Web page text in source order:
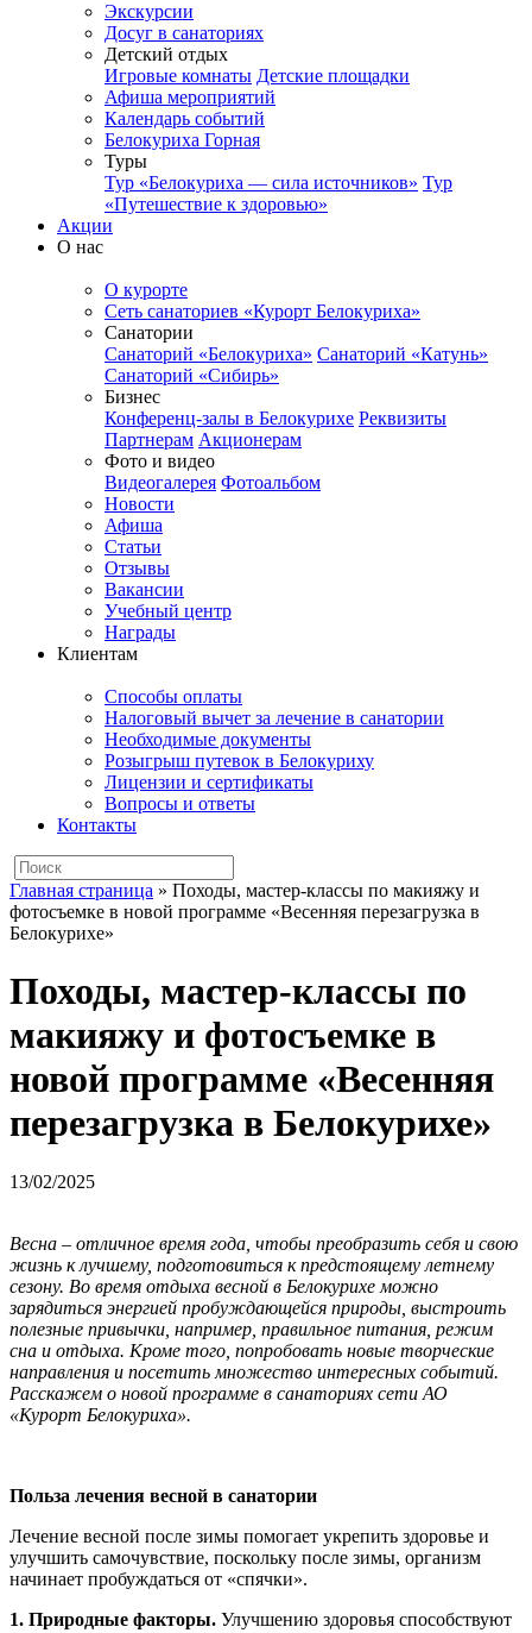
Экскурсии
Досуг в санаториях
Детский отдых
Игровые комнаты Детские площадки
Афиша мероприятий
Календарь событий
Белокуриха Горная
Туры
Тур «Белокуриха — сила источников» Тур
«Путешествие к здоровью»
Акции
О нас
О курорте
Сеть санаториев «Курорт Белокуриха»
Санатории
Санаторий «Белокуриха» Санаторий «Катунь»
Санаторий «Сибирь»
Бизнес
Конференц-залы в Белокурихе Реквизиты
Партнерам Акционерам
Фото и видео
Видеогалерея Фотоальбом
Новости
Афиша
Статьи
Отзывы
Вакансии
Учебный центр
Награды
Клиентам
Способы оплаты
Налоговый вычет за лечение в санатории
Необходимые документы
Розыгрыш путевок в Белокуриху
Лицензии и сертификаты
Вопросы и ответы
Контакты
Главная страница » Походы, мастер-классы по макияжу и
фотосъемке в новой программе «Весенняя перезагрузка в
Белокурихе»
Походы, мастер-классы по
макияжу и фотосъемке в
новой программе «Весенняя
перезагрузка в Белокурихе»
13/02/2025
Весна – отличное время года, чтобы преобразить себя и свою
жизнь к лучшему, подготовиться к предстоящему летнему
сезону. Во время отдыха весной в Белокурихе можно
зарядиться энергией пробуждающейся природы, выстроить
полезные привычки, например, правильное питания, режим
сна и отдыха. Кроме того, попробовать новые творческие
направления и посетить множество интересных событий.
Расскажем о новой программе в санаториях сети АО
«Курорт Белокуриха».
Польза лечения весной в санатории
Лечение весной после зимы помогает укрепить здоровье и
улучшить самочувствие, поскольку после зимы, организм
начинает пробуждаться от «спячки».
1. Природные факторы. Улучшению здоровья способствуют